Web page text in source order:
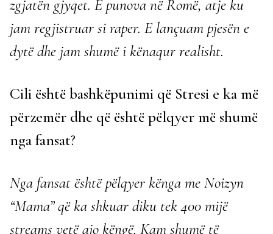
zgjatën gjyqet. E punova në Romë, atje ku
jam regjistruar si raper. E lançuam pjesën e
dytë dhe jam shumë i kënaqur realisht.
Cili është bashkëpunimi që Stresi e ka më
përzemër dhe që është pëlqyer më shumë
nga fansat?
Nga fansat është pëlqyer kënga me Noizyn
“Mama” që ka shkuar diku tek 400 mijë
streams vetë ajo këngë. Kam shumë të